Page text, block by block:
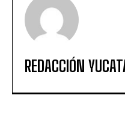
REDACCIÓN